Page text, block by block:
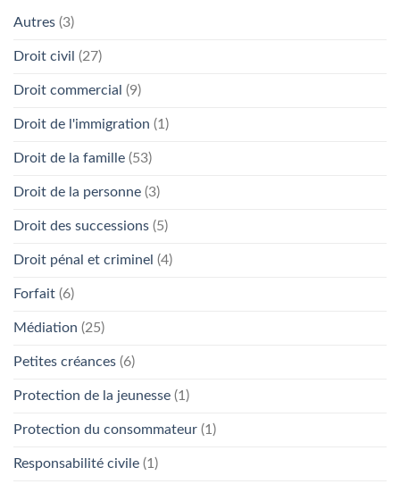
Autres (3)
Droit civil (27)
Droit commercial (9)
Droit de l'immigration (1)
Droit de la famille (53)
Droit de la personne (3)
Droit des successions (5)
Droit pénal et criminel (4)
Forfait (6)
Médiation (25)
Petites créances (6)
Protection de la jeunesse (1)
Protection du consommateur (1)
Responsabilité civile (1)